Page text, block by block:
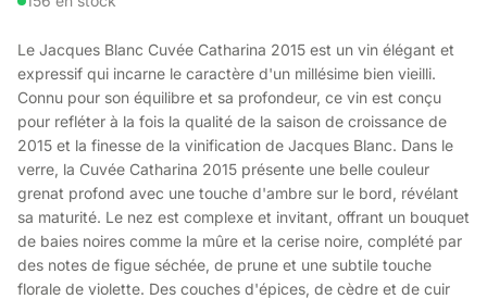
Le Jacques Blanc Cuvée Catharina 2015 est un vin élégant et
expressif qui incarne le caractère d'un millésime bien vieilli.
Connu pour son équilibre et sa profondeur, ce vin est conçu
pour refléter à la fois la qualité de la saison de croissance de
2015 et la finesse de la vinification de Jacques Blanc. Dans le
verre, la Cuvée Catharina 2015 présente une belle couleur
grenat profond avec une touche d'ambre sur le bord, révélant
sa maturité. Le nez est complexe et invitant, offrant un bouquet
de baies noires comme la mûre et la cerise noire, complété par
des notes de figue séchée, de prune et une subtile touche
florale de violette. Des couches d'épices, de cèdre et de cuir